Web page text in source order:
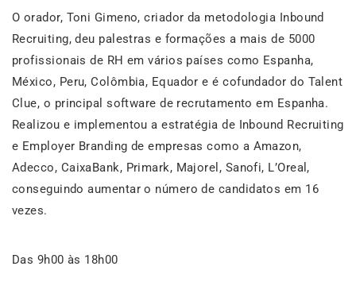
O orador, Toni Gimeno, criador da metodologia Inbound
Recruiting, deu palestras e formações a mais de 5000
profissionais de RH em vários países como Espanha,
México, Peru, Colômbia, Equador e é cofundador do Talent
Clue, o principal software de recrutamento em Espanha.
Realizou e implementou a estratégia de Inbound Recruiting
e Employer Branding de empresas como a Amazon,
Adecco, CaixaBank, Primark, Majorel, Sanofi, L’Oreal,
conseguindo aumentar o número de candidatos em 16
vezes.
Das 9h00 às 18h00